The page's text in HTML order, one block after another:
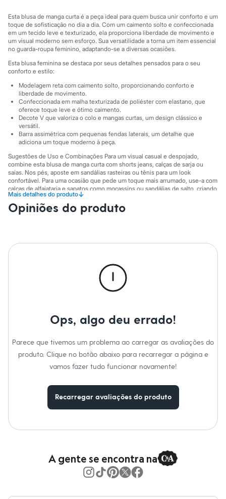
Marcas
City
Clock House
Mindset
Sawary
Moda esportiva
Acessórios
Blusas
Calçados
Leggings
Shorts e Bermudas
Tops
Moda íntima
Calcinhas
Cintas e Modeladores
Meias
Pijamas
Sutiãs e Tops
Moda praia
Biquínis
Maiôs
Saídas de praia
Calças
Dia dos Pais
Novidades
Roupas
Bermudas
Camisetas e Regatas
Casacos e Jaquetas
Acessórios
Bolsas e Mochilas
Botas
Esta blusa de manga curta é a peça ideal para quem busca unir conforto e um
toque de sofisticação no dia a dia. Com um caimento solto e confeccionada
em um tecido leve e texturizado, ela proporciona liberdade de movimento e
um visual moderno sem esforço. Sua versatilidade a torna um item essencial
no guarda-roupa feminino, adaptando-se a diversas ocasiões.
Esta blusa feminina se destaca por seus detalhes pensados para o seu
conforto e estilo:
Modelagem reta com caimento solto, proporcionando conforto e
liberdade de movimento.
Confeccionada em malha texturizada de poliéster com elastano, que
oferece toque leve e ótimo caimento.
Decote V que valoriza o colo e mangas curtas, um design clássico e
versátil.
Barra assimétrica com pequenas fendas laterais, um detalhe que
adiciona um toque moderno à peça.
Sugestões de Uso e Combinações Para um visual casual e despojado,
combine esta blusa de manga curta com shorts jeans, calças de sarja ou
saias. Nos pés, aposte em sandálias rasteiras ou tênis para um look
confortável. Para uma ocasião que pede um toque mais arrumado, use-a com
calças de alfaiataria e sapatos como mocassins ou sandálias de salto, criando
uma produção elegante e contemporânea.
A gente se encontra na C&A! ❤
Altura: 173cm / Busto: 81cm / Cintura: 65cm / Quadril: 89cm.
Mais detalhes do produto↓
98% poliéster, 2% elastano
Gênero: Feminino
Opiniões do produto
Ops, algo deu errado!
Parece que tivemos um problema ao carregar as avaliações do
produto. Clique no botão abaixo para recarregar a página e
vamos fazer tudo funcionar novamente!
Recarregar avaliações do produto
A gente se encontra na